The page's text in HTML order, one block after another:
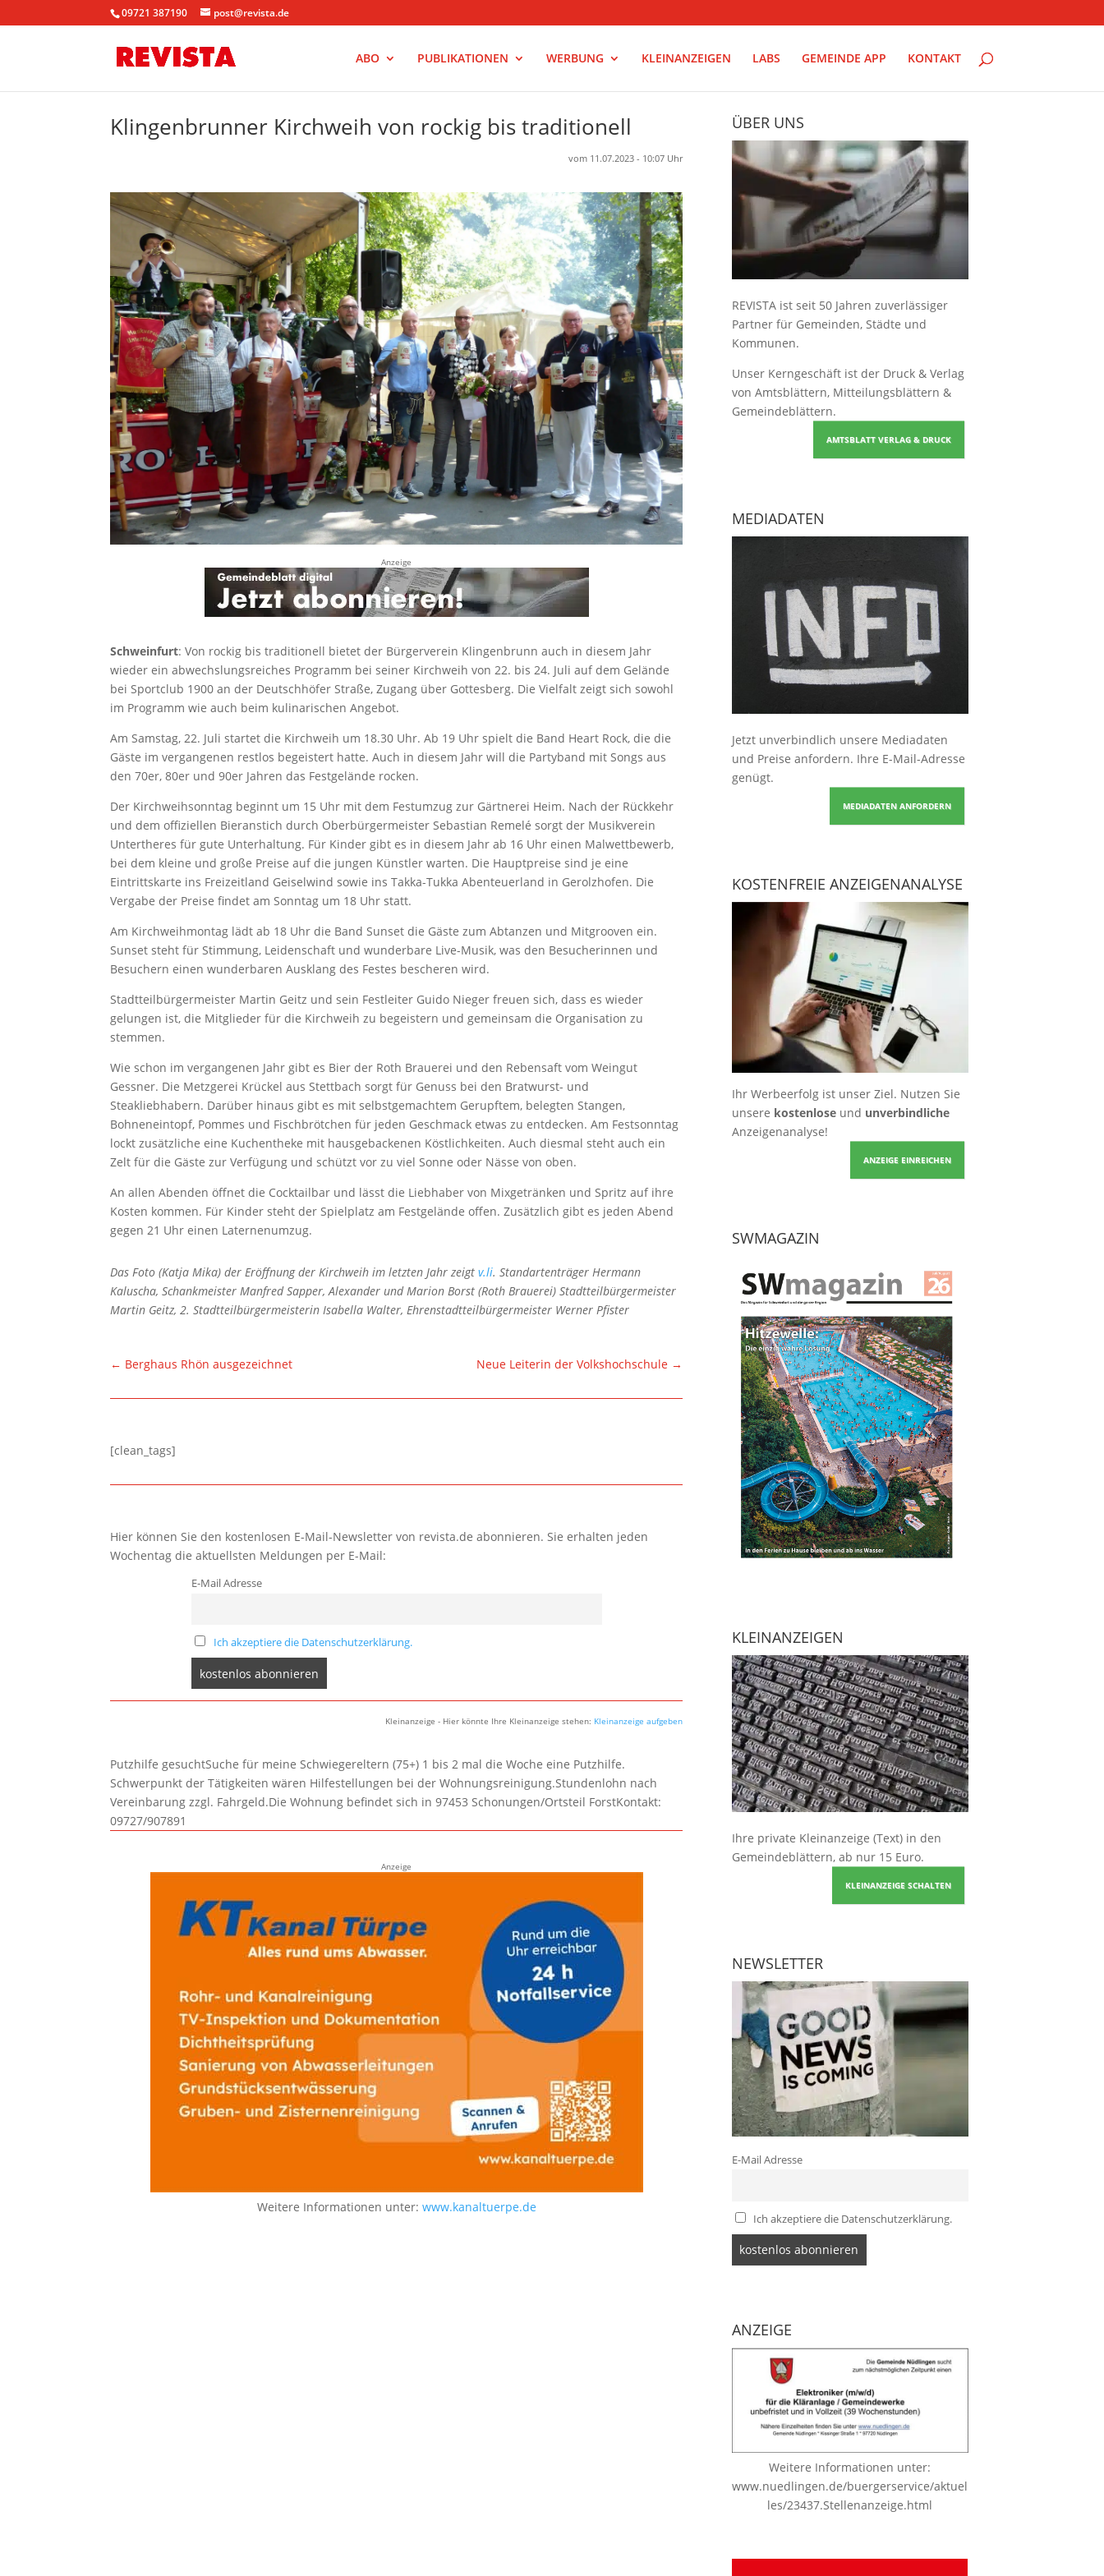
09721 387190 post@revista.de
ABO PUBLIKATIONEN WERBUNG KLEINANZEIGEN LABS GEMEINDE APP KONTAKT
Klingenbrunner Kirchweih von rockig bis traditionell
vom 11.07.2023 - 10:07 Uhr
Anzeige
Schweinfurt: Von rockig bis traditionell bietet der Bürgerverein Klingenbrunn auch in diesem Jahr
wieder ein abwechslungsreiches Programm bei seiner Kirchweih von 22. bis 24. Juli auf dem Gelände
bei Sportclub 1900 an der Deutschhöfer Straße, Zugang über Gottesberg. Die Vielfalt zeigt sich sowohl
im Programm wie auch beim kulinarischen Angebot.
Am Samstag, 22. Juli startet die Kirchweih um 18.30 Uhr. Ab 19 Uhr spielt die Band Heart Rock, die die
Gäste im vergangenen restlos begeistert hatte. Auch in diesem Jahr will die Partyband mit Songs aus
den 70er, 80er und 90er Jahren das Festgelände rocken.
Der Kirchweihsonntag beginnt um 15 Uhr mit dem Festumzug zur Gärtnerei Heim. Nach der Rückkehr
und dem offiziellen Bieranstich durch Oberbürgermeister Sebastian Remelé sorgt der Musikverein
Untertheres für gute Unterhaltung. Für Kinder gibt es in diesem Jahr ab 16 Uhr einen Malwettbewerb,
bei dem kleine und große Preise auf die jungen Künstler warten. Die Hauptpreise sind je eine
Eintrittskarte ins Freizeitland Geiselwind sowie ins Takka-Tukka Abenteuerland in Gerolzhofen. Die
Vergabe der Preise findet am Sonntag um 18 Uhr statt.
Am Kirchweihmontag lädt ab 18 Uhr die Band Sunset die Gäste zum Abtanzen und Mitgrooven ein.
Sunset steht für Stimmung, Leidenschaft und wunderbare Live-Musik, was den Besucherinnen und
Besuchern einen wunderbaren Ausklang des Festes bescheren wird.
Stadtteilbürgermeister Martin Geitz und sein Festleiter Guido Nieger freuen sich, dass es wieder
gelungen ist, die Mitglieder für die Kirchweih zu begeistern und gemeinsam die Organisation zu
stemmen.
Wie schon im vergangenen Jahr gibt es Bier der Roth Brauerei und den Rebensaft vom Weingut
Gessner. Die Metzgerei Krückel aus Stettbach sorgt für Genuss bei den Bratwurst- und
Steakliebhabern. Darüber hinaus gibt es mit selbstgemachtem Gerupftem, belegten Stangen,
Bohneneintopf, Pommes und Fischbrötchen für jeden Geschmack etwas zu entdecken. Am Festsonntag
lockt zusätzliche eine Kuchentheke mit hausgebackenen Köstlichkeiten. Auch diesmal steht auch ein
Zelt für die Gäste zur Verfügung und schützt vor zu viel Sonne oder Nässe von oben.
An allen Abenden öffnet die Cocktailbar und lässt die Liebhaber von Mixgetränken und Spritz auf ihre
Kosten kommen. Für Kinder steht der Spielplatz am Festgelände offen. Zusätzlich gibt es jeden Abend
gegen 21 Uhr einen Laternenumzug.
Das Foto (Katja Mika) der Eröffnung der Kirchweih im letzten Jahr zeigtv.li. Standartenträger Hermann
Kaluscha, Schankmeister Manfred Sapper, Alexander und Marion Borst (Roth Brauerei) Stadtteilbürgermeister
Martin Geitz, 2. Stadtteilbürgermeisterin Isabella Walter, Ehrenstadtteilbürgermeister Werner Pfister
← Berghaus Rhön ausgezeichnet Neue Leiterin der Volkshochschule →
[clean_tags]
Hier können Sie den kostenlosen E-Mail-Newsletter von revista.de abonnieren. Sie erhalten jeden
Wochentag die aktuellsten Meldungen per E-Mail:
E-Mail Adresse
Ich akzeptiere die Datenschutzerklärung.
Kleinanzeige - Hier könnte Ihre Kleinanzeige stehen: Kleinanzeige aufgeben
Putzhilfe gesuchtSuche für meine Schwiegereltern (75+) 1 bis 2 mal die Woche eine Putzhilfe.
Schwerpunkt der Tätigkeiten wären Hilfestellungen bei der Wohnungsreinigung.Stundenlohn nach
Vereinbarung zzgl. Fahrgeld.Die Wohnung befindet sich in 97453 Schonungen/Ortsteil ForstKontakt:
09727/907891
Anzeige
Weitere Informationen unter: www.kanaltuerpe.de
ÜBER UNS
REVISTA ist seit 50 Jahren zuverlässiger
Partner für Gemeinden, Städte und
Kommunen.
Unser Kerngeschäft ist der Druck & Verlag
von Amtsblättern, Mitteilungsblättern &
Gemeindeblättern.
AMTSBLATT VERLAG & DRUCK
MEDIADATEN
Jetzt unverbindlich unsere Mediadaten
und Preise anfordern. Ihre E-Mail-Adresse
genügt.
MEDIADATEN ANFORDERN
KOSTENFREIE ANZEIGENANALYSE
Ihr Werbeerfolg ist unser Ziel. Nutzen Sie
unsere kostenloseund unverbindliche
Anzeigenanalyse!
ANZEIGE EINREICHEN
SWMAGAZIN
KLEINANZEIGEN
Ihre private Kleinanzeige (Text) in den
Gemeindeblättern, ab nur 15 Euro.
KLEINANZEIGE SCHALTEN
NEWSLETTER
E-Mail Adresse
Ich akzeptiere die Datenschutzerklärung.
ANZEIGE
Weitere Informationen unter:
www.nuedlingen.de/buergerservice/aktuel
les/23437.Stellenanzeige.html